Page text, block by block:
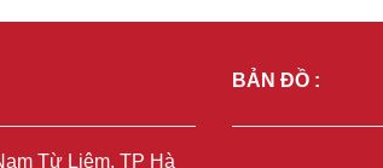
Từ Liêm, TP Hà
BẢN ĐỒ :